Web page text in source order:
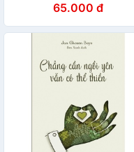
65.000 đ